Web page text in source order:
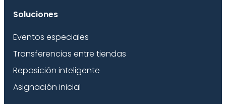
Soluciones
Eventos especiales
Transferencias entre tiendas
Reposición inteligente
Asignación inicial